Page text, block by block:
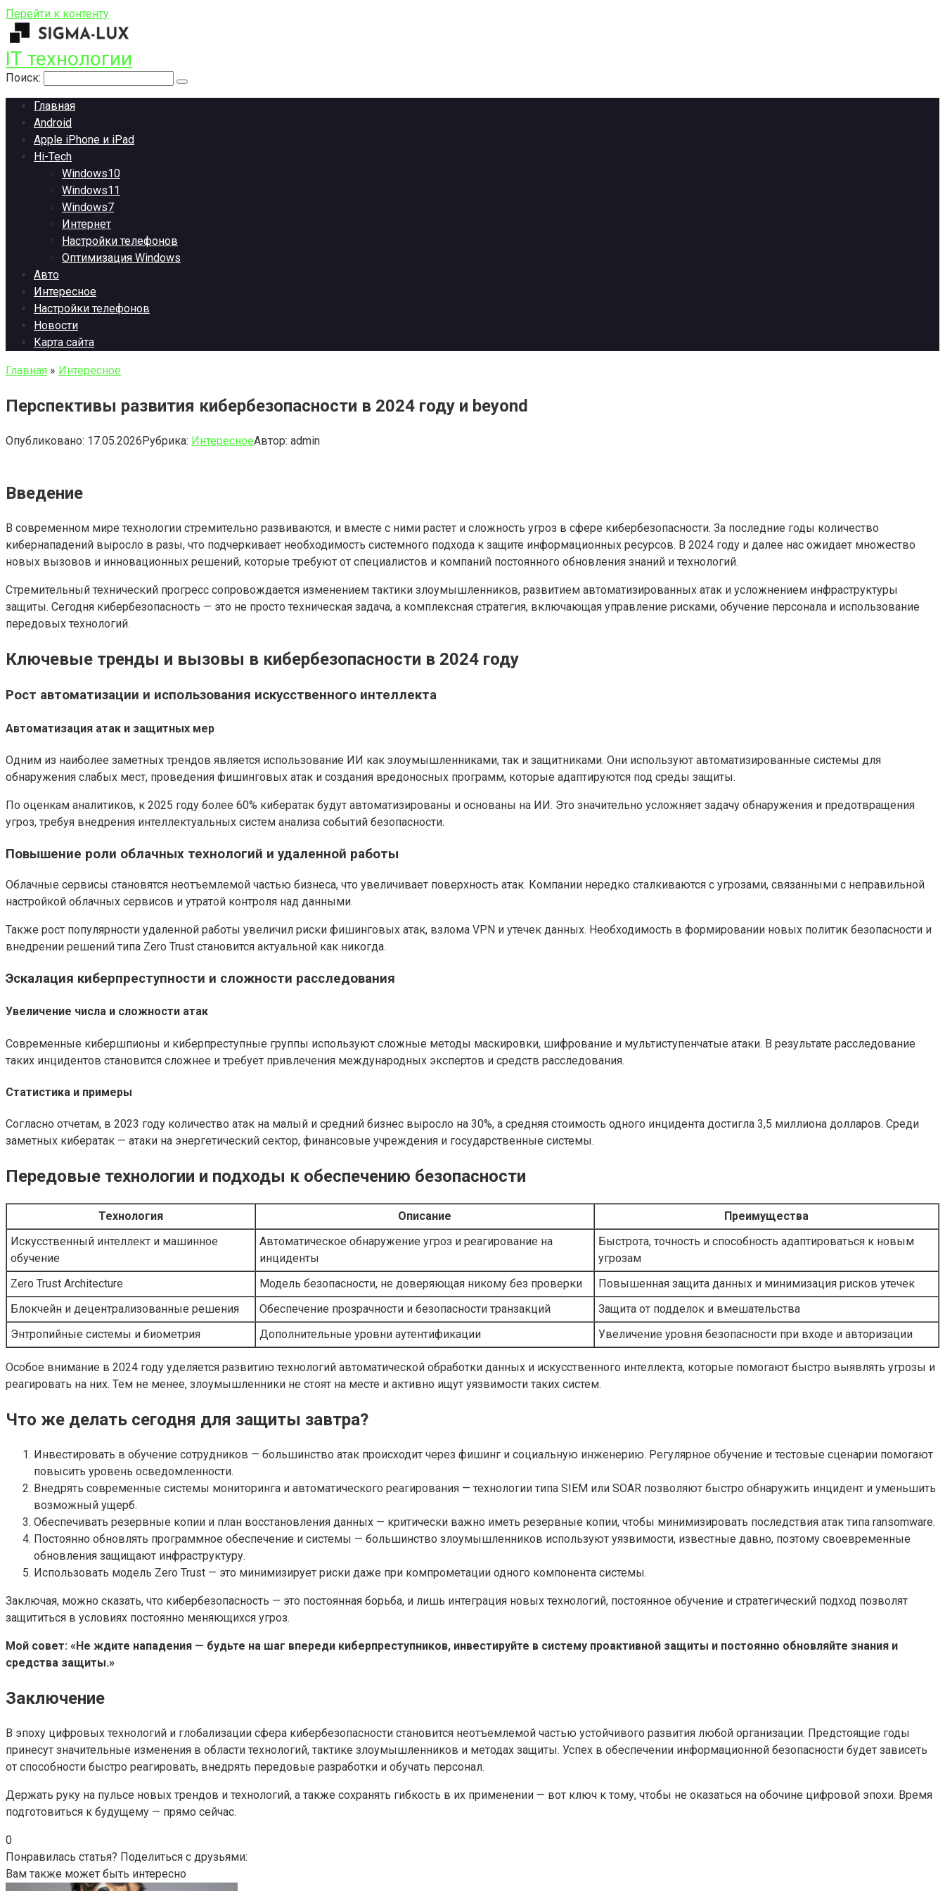
Перейти к контенту
IT технологии
Поиск:
Главная
Android
Apple iPhone и iPad
Hi-Tech
Windows10
Windows11
Windows7
Интернет
Настройки телефонов
Оптимизация Windows
Авто
Интересное
Настройки телефонов
Новости
Карта сайта
Главная » Интересное
Перспективы развития кибербезопасности в 2024 году и beyond
Опубликовано: 17.05.2026Рубрика: ИнтересноеАвтор: admin
Введение
В современном мире технологии стремительно развиваются, и вместе с ними растет и сложность угроз в сфере кибербезопасности. За последние годы количество
кибернападений выросло в разы, что подчеркивает необходимость системного подхода к защите информационных ресурсов. В 2024 году и далее нас ожидает множество
новых вызовов и инновационных решений, которые требуют от специалистов и компаний постоянного обновления знаний и технологий.
Стремительный технический прогресс сопровождается изменением тактики злоумышленников, развитием автоматизированных атак и усложнением инфраструктуры
защиты. Сегодня кибербезопасность — это не просто техническая задача, а комплексная стратегия, включающая управление рисками, обучение персонала и использование
передовых технологий.
Ключевые тренды и вызовы в кибербезопасности в 2024 году
Рост автоматизации и использования искусственного интеллекта
Автоматизация атак и защитных мер
Одним из наиболее заметных трендов является использование ИИ как злоумышленниками, так и защитниками. Они используют автоматизированные системы для
обнаружения слабых мест, проведения фишинговых атак и создания вредоносных программ, которые адаптируются под среды защиты.
По оценкам аналитиков, к 2025 году более 60% кибератак будут автоматизированы и основаны на ИИ. Это значительно усложняет задачу обнаружения и предотвращения
угроз, требуя внедрения интеллектуальных систем анализа событий безопасности.
Повышение роли облачных технологий и удаленной работы
Облачные сервисы становятся неотъемлемой частью бизнеса, что увеличивает поверхность атак. Компании нередко сталкиваются с угрозами, связанными с неправильной
настройкой облачных сервисов и утратой контроля над данными.
Также рост популярности удаленной работы увеличил риски фишинговых атак, взлома VPN и утечек данных. Необходимость в формировании новых политик безопасности и
внедрении решений типа Zero Trust становится актуальной как никогда.
Эскалация киберпреступности и сложности расследования
Увеличение числа и сложности атак
Современные кибершпионы и киберпреступные группы используют сложные методы маскировки, шифрование и мультиступенчатые атаки. В результате расследование
таких инцидентов становится сложнее и требует привлечения международных экспертов и средств расследования.
Статистика и примеры
Согласно отчетам, в 2023 году количество атак на малый и средний бизнес выросло на 30%, а средняя стоимость одного инцидента достигла 3,5 миллиона долларов. Среди
заметных кибератак — атаки на энергетический сектор, финансовые учреждения и государственные системы.
Передовые технологии и подходы к обеспечению безопасности
Технология Описание
Преимущества
Искусственный интеллект и машинное
обучение
Автоматическое обнаружение угроз и реагирование на
инциденты
Быстрота, точность и способность адаптироваться к новым
угрозам
Zero Trust Architecture
Модель безопасности, не доверяющая никому без проверки
Повышенная защита данных и минимизация рисков утечек
Блокчейн и децентрализованные решения
Обеспечение прозрачности и безопасности транзакций
Защита от подделок и вмешательства
Энтропийные системы и биометрия
Дополнительные уровни аутентификации Увеличение уровня безопасности при входе и авторизации
Особое внимание в 2024 году уделяется развитию технологий автоматической обработки данных и искусственного интеллекта, которые помогают быстро выявлять угрозы и
реагировать на них. Тем не менее, злоумышленники не стоят на месте и активно ищут уязвимости таких систем.
Что же делать сегодня для защиты завтра?
Инвестировать в обучение сотрудников — большинство атак происходит через фишинг и социальную инженерию. Регулярное обучение и тестовые сценарии помогают
повысить уровень осведомленности.
Внедрять современные системы мониторинга и автоматического реагирования — технологии типа SIEM или SOAR позволяют быстро обнаружить инцидент и уменьшить
возможный ущерб.
Обеспечивать резервные копии и план восстановления данных — критически важно иметь резервные копии, чтобы минимизировать последствия атак типа ransomware.
Постоянно обновлять программное обеспечение и системы — большинство злоумышленников используют уязвимости, известные давно, поэтому своевременные
обновления защищают инфраструктуру.
Использовать модель Zero Trust — это минимизирует риски даже при компрометации одного компонента системы.
Заключая, можно сказать, что кибербезопасность — это постоянная борьба, и лишь интеграция новых технологий, постоянное обучение и стратегический подход позволят
защититься в условиях постоянно меняющихся угроз.
Мой совет: «Не ждите нападения — будьте на шаг впереди киберпреступников, инвестируйте в систему проактивной защиты и постоянно обновляйте знания и
средства защиты.»
Заключение
В эпоху цифровых технологий и глобализации сфера кибербезопасности становится неотъемлемой частью устойчивого развития любой организации. Предстоящие годы
принесут значительные изменения в области технологий, тактике злоумышленников и методах защиты. Успех в обеспечении информационной безопасности будет зависеть
от способности быстро реагировать, внедрять передовые разработки и обучать персонал.
Держать руку на пульсе новых трендов и технологий, а также сохранять гибкость в их применении — вот ключ к тому, чтобы не оказаться на обочине цифровой эпохи. Время
подготовиться к будущему — прямо сейчас.
0
Понравилась статья? Поделиться с друзьями:
Вам также может быть интересно